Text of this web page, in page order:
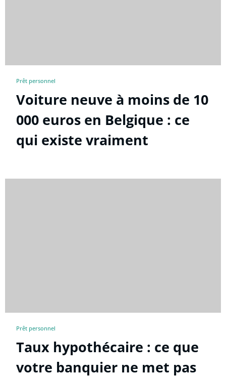
Prêt personnel
Voiture neuve à moins de 10
000 euros en Belgique : ce
qui existe vraiment
Prêt personnel
Taux hypothécaire : ce que
votre banquier ne met pas